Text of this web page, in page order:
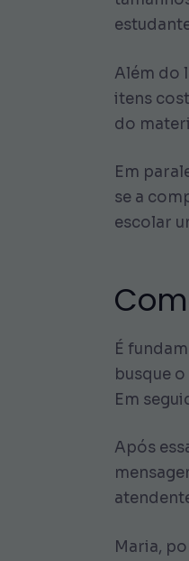
Além do
itens
do
Em
se a
escolar
É
busque
Em
Após
Maria,